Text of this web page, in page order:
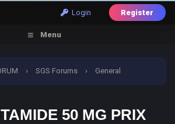
Login Register
Menu
› SGS Forums › General
50 MG PRIX